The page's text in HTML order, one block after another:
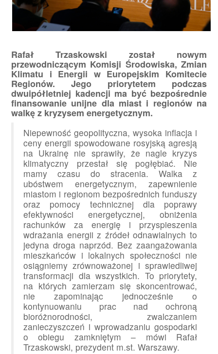
Rafał Trzaskowski został nowym
przewodniczącym Komisji Środowiska, Zmian
Klimatu i Energii w Europejskim Komitecie
Regionów. Jego priorytetem podczas
dwuipółletniej kadencji ma być bezpośrednie
finansowanie unijne dla miast i regionów na
walkę z kryzysem energetycznym.
Niepewność geopolityczna, wysoka inflacja i
ceny energii spowodowane rosyjską agresją
na Ukrainę nie sprawiły, że nagle kryzys
klimatyczny przestał się pogłębiać. Nie
mamy czasu do stracenia. Walka z
ubóstwem energetycznym, zapewnienie
miastom i regionom bezpośrednich funduszy
oraz pomocy technicznej dla poprawy
efektywności energetycznej, obniżenia
rachunków za energię i przyspieszenia
wdrażania energii z źródeł odnawialnych to
jedyna droga naprzód. Bez zaangażowania
mieszkańców i lokalnych społeczności nie
osiągniemy zrównoważonej i sprawiedliwej
transformacji dla wszystkich. To priorytety,
na których zamierzam się skoncentrować,
nie zapominając jednocześnie o
kontynuowaniu prac nad ochroną
bioróżnorodności, zwalczaniem
zanieczyszczeń i wprowadzaniu gospodarki
o obiegu zamkniętym – mówi Rafał
Trzaskowski, prezydent m.st. Warszawy.